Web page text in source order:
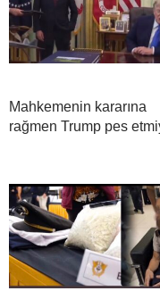
Mahkemenin kararına
rağmen Trump pes